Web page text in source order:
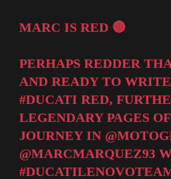
MARC IS RED 🔴
PERHAPS REDDER
AND READY TO
#DUCATI RED,
LEGENDARY PAGES
JOURNEY IN
@MARCMARQUEZ93